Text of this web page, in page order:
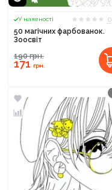
У наявності
0
50 магічних фарбованок.
Зоосвіт
190грн.
171грн.